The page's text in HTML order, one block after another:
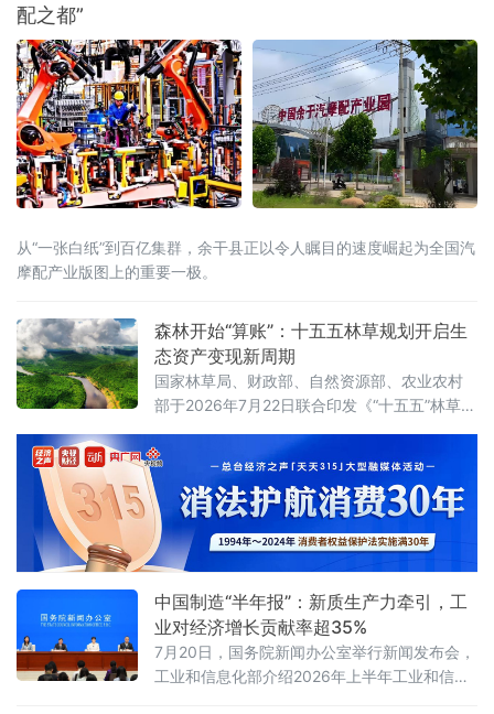
配之都”
从“一张白纸”到百亿集群，余干县正以令人瞩目的速度崛起为全国汽
摩配产业版图上的重要一极。
森林开始“算账”：十五五林草规划开启生
态资产变现新周期
国家林草局、财政部、自然资源部、农业农村
部于2026年7月22日联合印发《“十五五”林草保
领性文件首次将“林草碳汇交易量”和“生态产品
溢价率”列为省级年度考核硬指标，并明确到
2030年全国森林覆盖率达到25.5%、森林蓄积
量增至224亿立方米、草原综合植被盖度稳定在
58%以上。规划期内的林草碳汇累计交易目标
不低于6亿吨二氧化碳当量
中国制造“半年报”：新质生产力牵引，工
业对经济增长贡献率超35%
7月20日，国务院新闻办公室举行新闻发布会，
工业和信息化部介绍2026年上半年工业和信息